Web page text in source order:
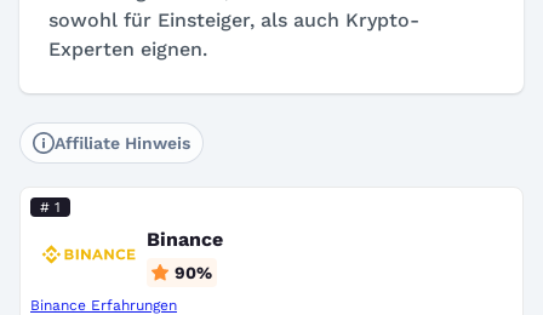
sowohl für Einsteiger, als auch Krypto-
Experten eignen.
Affiliate Hinweis
# 1
Binance
90%
Binance Erfahrungen